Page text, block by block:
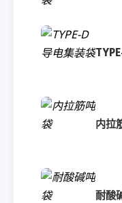
内拉
耐酸